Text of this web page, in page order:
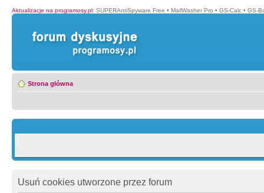
Aktualizacje na programosy.pl: SUPERAntiSpyware Free • MailWasher Pro • GS-Calc • GS-
Strona główna
Usuń cookies utworzone przez forum